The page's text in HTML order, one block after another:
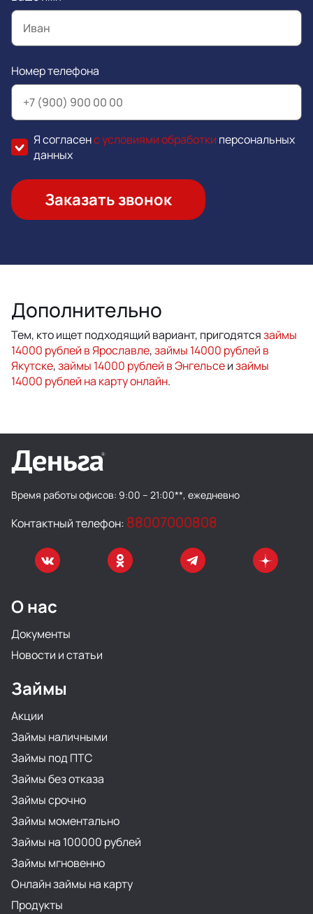
Номер телефона
Я согласенс условиями обработки персональных
данных
Заказать звонок
Дополнительно
Тем, кто ищет подходящий вариант, пригодятсязаймы
14000 рублей в Ярославле,займы 14000 рублей в
Якутске,займы 14000 рублей в Энгельсеизаймы
14000 рублей на карту онлайн.
Время работы офисов: 9:00 – 21:00**, ежедневно
Контактный телефон: 88007000808
О нас
Документы
Новости и статьи
Займы
Акции
Займы наличными
Займы под ПТС
Займы без отказа
Займы срочно
Займы моментально
Займы на 100000 рублей
Займы мгновенно
Онлайн займы на карту
Продукты